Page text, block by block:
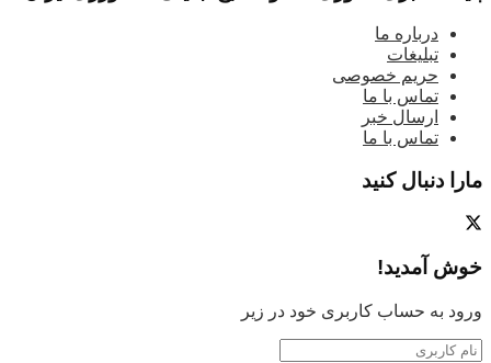
درباره ما
تبلیغات
حریم خصوصی
تماس با ما
ارسال خبر
تماس با ما
مارا دنبال کنید
خوش آمدید!
ورود به حساب کاربری خود در زیر